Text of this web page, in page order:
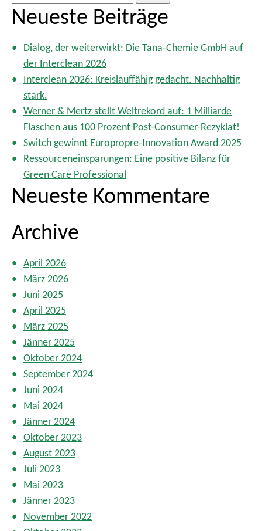
u
cNeueste Beiträge
Dialog, der weiterwirkt: Die Tana-Chemie GmbH auf
der Interclean 2026
Interclean 2026: Kreislauffähig gedacht. Nachhaltig
stark.
Werner & Mertz stellt Weltrekord auf: 1 Milliarde
Flaschen aus 100 Prozent Post-Consumer-Rezyklat!
Switch gewinnt Europropre-Innovation Award 2025
Ressourceneinsparungen: Eine positive Bilanz für
Green Care Professional
Neueste Kommentare
Archive
April 2026
März 2026
Juni 2025
April 2025
März 2025
Jänner 2025
Oktober 2024
September 2024
Juni 2024
Mai 2024
Jänner 2024
Oktober 2023
August 2023
Juli 2023
Mai 2023
Jänner 2023
November 2022